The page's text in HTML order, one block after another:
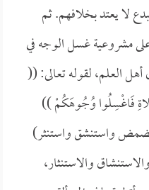
لا يعتد بخلافهم. ثم
مشروعية غسل الوجه في
العلم، لقوله تعالى: ((
فَاغْسِلُوا وُجُوهَكُمْ ))
تمضمض واستنشق واستنثر)
والاستنثار،